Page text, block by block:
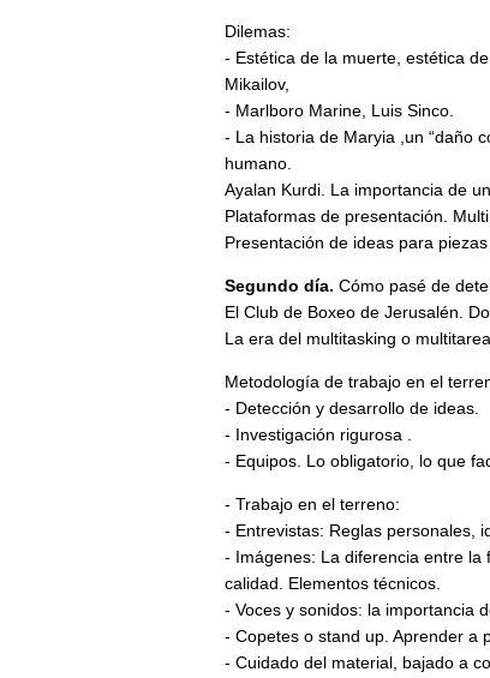
Dilemas:
- Estética de la muerte, estética
Mikailov,
- Marlboro Marine, Luis Sinco.
- La historia de Maryia ,un “daño
humano.
Ayalan Kurdi. La importancia de
Plataformas de presentación.
Presentación de ideas para
Segundo día. Cómo pasé de
El Club de Boxeo de Jerusalén.
La era del multitasking o
Metodología de trabajo en el
- Detección y desarrollo de ideas.
- Investigación rigurosa .
- Equipos. Lo obligatorio, lo que
- Trabajo en el terreno:
- Entrevistas: Reglas personales,
- Imágenes: La diferencia entre la
calidad. Elementos técnicos.
- Voces y sonidos: la importancia
- Copetes o stand up. Aprender a
- Cuidado del material, bajado a